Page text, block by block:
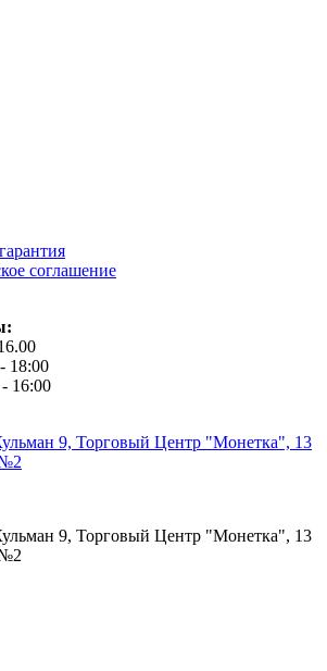
соглашение
18:00
16:00
9, Торговый Центр "Монетка", 13
9, Торговый Центр "Монетка", 13